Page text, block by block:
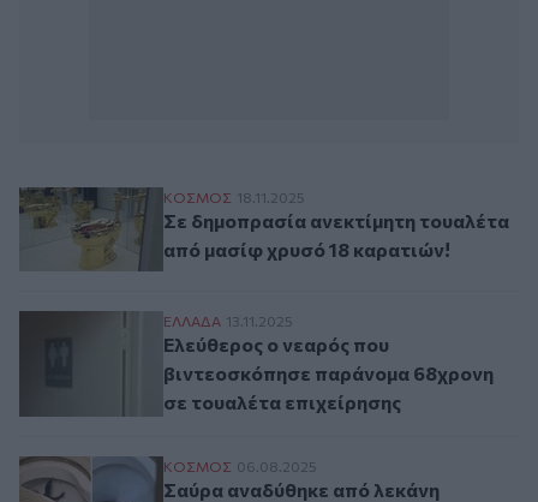
Σε δημοπρασία ανεκτίμητη τουαλέτα
ΚΟΣΜΟΣ 18.11.2025
Σε δημοπρασία ανεκτίμητη τουαλέτα
από μασίφ χρυσό 18 καρατιών!
Ελεύθερος ο νεαρός που βιντεοσκόπησε
ΕΛΛAΔΑ 13.11.2025
Ελεύθερος ο νεαρός που
βιντεοσκόπησε παράνομα 68χρονη
σε τουαλέτα επιχείρησης
Σαύρα αναδύθηκε από λεκάνη τουαλέτας!
ΚΟΣΜΟΣ 06.08.2025
Σαύρα αναδύθηκε από λεκάνη